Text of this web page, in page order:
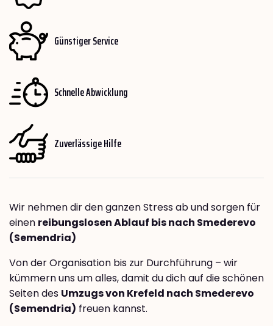
Günstiger Service
Schnelle Abwicklung
Zuverlässige Hilfe
Wir nehmen dir den ganzen Stress ab und sorgen für
einen reibungslosen Ablauf bis nach Smederevo
(Semendria)
Von der Organisation bis zur Durchführung – wir
kümmern uns um alles, damit du dich auf die schönen
Seiten des Umzugs von Krefeld nach Smederevo
(Semendria) freuen kannst.